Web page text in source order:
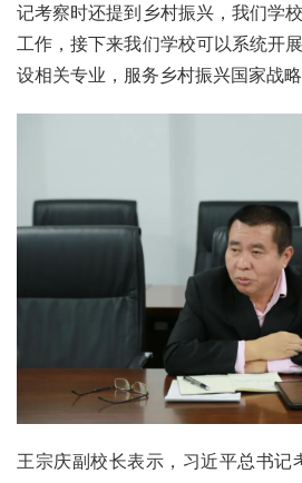
记考察时还提到乡村振兴，我们学
工作，接下来我们学校可以系统开
设相关专业，服务乡村振兴国家战略
王宗庆副校长表示，习近平总书记